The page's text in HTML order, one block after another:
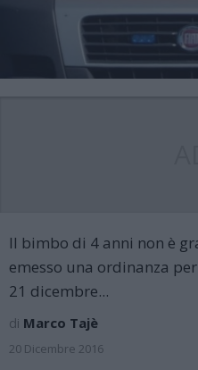
Il bimbo di 4 anni non è
emesso una ordinanza
21 dicembre...
di Marco Tajè
20 Dicembre 2016